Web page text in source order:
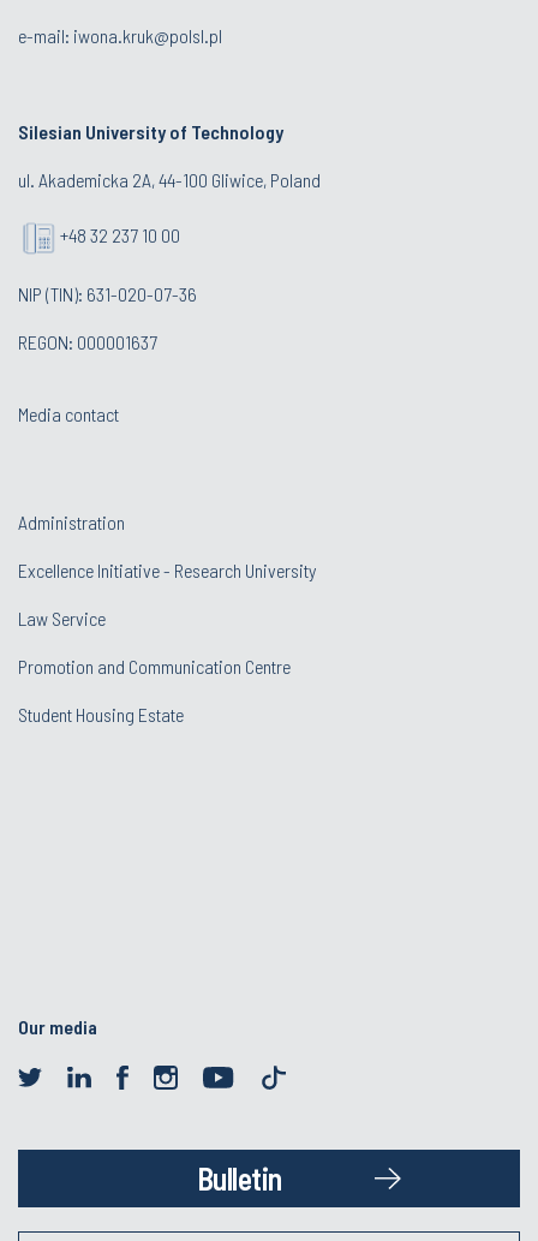
e-mail: iwona.kruk@polsl.pl
Silesian University of Technology
ul. Akademicka 2A, 44-100 Gliwice, Poland
+48 32 237 10 00
NIP (TIN): 631-020-07-36
REGON: 000001637
Media contact
Administration
Excellence Initiative - Research University
Law Service
Promotion and Communication Centre
Student Housing Estate
Our media
Bulletin